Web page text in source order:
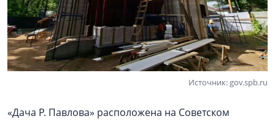
Источник: gov.spb.ru
«Дача Р. Павлова» расположена на Советском